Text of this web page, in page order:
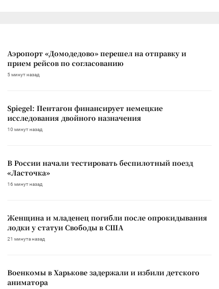
Аэропорт «Домодедово» перешел на отправку и
прием рейсов по согласованию
5 минут назад
Spiegel: Пентагон финансирует немецкие
исследования двойного назначения
10 минут назад
В России начали тестировать беспилотный поезд
«Ласточка»
16 минут назад
Женщина и младенец погибли после опрокидывания
лодки у статуи Свободы в США
21 минута назад
Военкомы в Харькове задержали и избили детского
аниматора